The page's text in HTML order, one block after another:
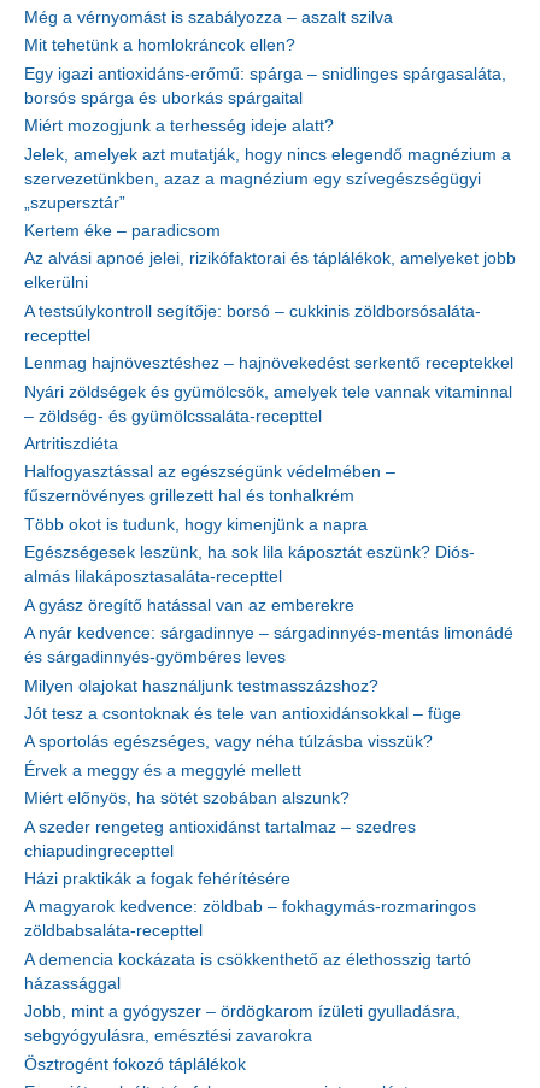
Még a vérnyomást is szabályozza – aszalt szilva
Mit tehetünk a homlokráncok ellen?
Egy igazi antioxidáns-erőmű: spárga – snidlinges spárgasaláta,
borsós spárga és uborkás spárgaital
Miért mozogjunk a terhesség ideje alatt?
Jelek, amelyek azt mutatják, hogy nincs elegendő magnézium a
szervezetünkben, azaz a magnézium egy szívegészségügyi
„szupersztár”
Kertem éke – paradicsom
Az alvási apnoé jelei, rizikófaktorai és táplálékok, amelyeket jobb
elkerülni
A testsúlykontroll segítője: borsó – cukkinis zöldborsósaláta-
recepttel
Lenmag hajnövesztéshez – hajnövekedést serkentő receptekkel
Nyári zöldségek és gyümölcsök, amelyek tele vannak vitaminnal
– zöldség- és gyümölcssaláta-recepttel
Artritiszdiéta
Halfogyasztással az egészségünk védelmében –
fűszernövényes grillezett hal és tonhalkrém
Több okot is tudunk, hogy kimenjünk a napra
Egészségesek leszünk, ha sok lila káposztát eszünk? Diós-
almás lilakáposztasaláta-recepttel
A gyász öregítő hatással van az emberekre
A nyár kedvence: sárgadinnye – sárgadinnyés-mentás limonádé
és sárgadinnyés-gyömbéres leves
Milyen olajokat használjunk testmasszázshoz?
Jót tesz a csontoknak és tele van antioxidánsokkal – füge
A sportolás egészséges, vagy néha túlzásba visszük?
Érvek a meggy és a meggylé mellett
Miért előnyös, ha sötét szobában alszunk?
A szeder rengeteg antioxidánst tartalmaz – szedres
chiapudingrecepttel
Házi praktikák a fogak fehérítésére
A magyarok kedvence: zöldbab – fokhagymás-rozmaringos
zöldbabsaláta-recepttel
A demencia kockázata is csökkenthető az élethosszig tartó
házassággal
Jobb, mint a gyógyszer – ördögkarom ízületi gyulladásra,
sebgyógyulásra, emésztési zavarokra
Ösztrogént fokozó táplálékok